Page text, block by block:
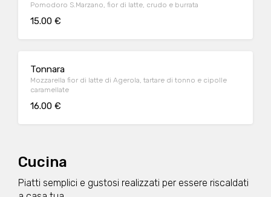
Pomodoro S.Marzano, fior di latte, crudo e burrata
15.00 €
Tonnara
Mozzarella fior di latte di Agerola, tartare di tonno e cipolle
caramellate
16.00 €
Cucina
Piatti semplici e gustosi realizzati per essere riscaldati